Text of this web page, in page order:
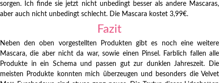
sorgen. Ich finde sie jetzt nicht unbedingt besser als andere Mascaras,
aber auch nicht unbedingt schlecht. Die Mascara kostet 3,99€.
Fazit
Neben den oben vorgestellten Produkten gibt es noch eine weitere
Mascara, die aber nicht da war, sowie einen Pinsel. Farblich fallen alle
Produkte in ein Schema und passen gut zur dunklen Jahreszeit. Die
meisten Produkte konnten mich überzeugen und besonders die Velvet